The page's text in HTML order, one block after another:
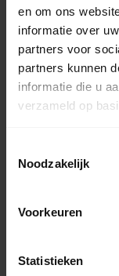
en om ons
informatie over
partners voor
partners kunnen
informatie die u
verzameld op
Noodzakelijk
Voorkeuren
Statistieken
EIGENSCHAFTEN